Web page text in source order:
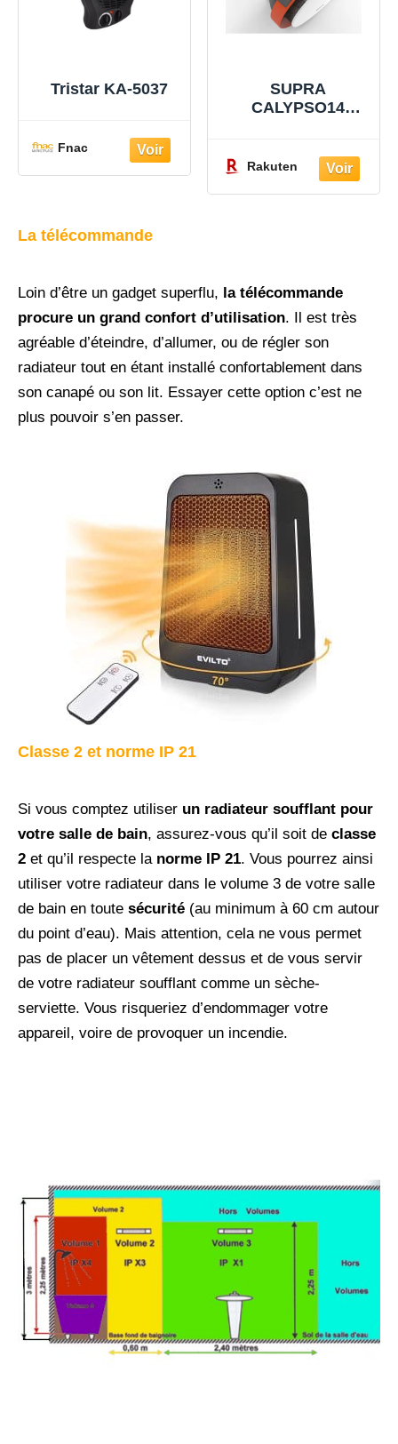
Tristar KA-5037
Fnac
SUPRA
CALYPSO14
Rakuten
La télécommande
Loin d’être un gadget superflu, la télécommande
procure un grand confort d’utilisation. Il est très
agréable d’éteindre, d’allumer, ou de régler son
radiateur tout en étant installé confortablement dans
son canapé ou son lit. Essayer cette option c’est ne
plus pouvoir s’en passer.
Classe 2 et norme IP 21
Si vous comptez utiliser un radiateur soufflant pour
votre salle de bain, assurez-vous qu’il soit de classe
2 et qu’il respecte la norme IP 21. Vous pourrez ainsi
utiliser votre radiateur dans le volume 3 de votre salle
de bain en toute sécurité (au minimum à 60 cm autour
du point d’eau). Mais attention, cela ne vous permet
pas de placer un vêtement dessus et de vous servir
de votre radiateur soufflant comme un sèche-
serviette. Vous risqueriez d’endommager votre
appareil, voire de provoquer un incendie.